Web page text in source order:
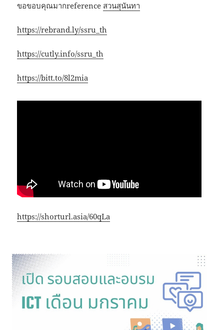
ขอขอบคุณมากreference สวนสุนันทา
https://rebrand.ly/ssru_th
https://cutly.info/ssru_th
https://bitt.to/8l2mia
https://shorturl.asia/60qLa